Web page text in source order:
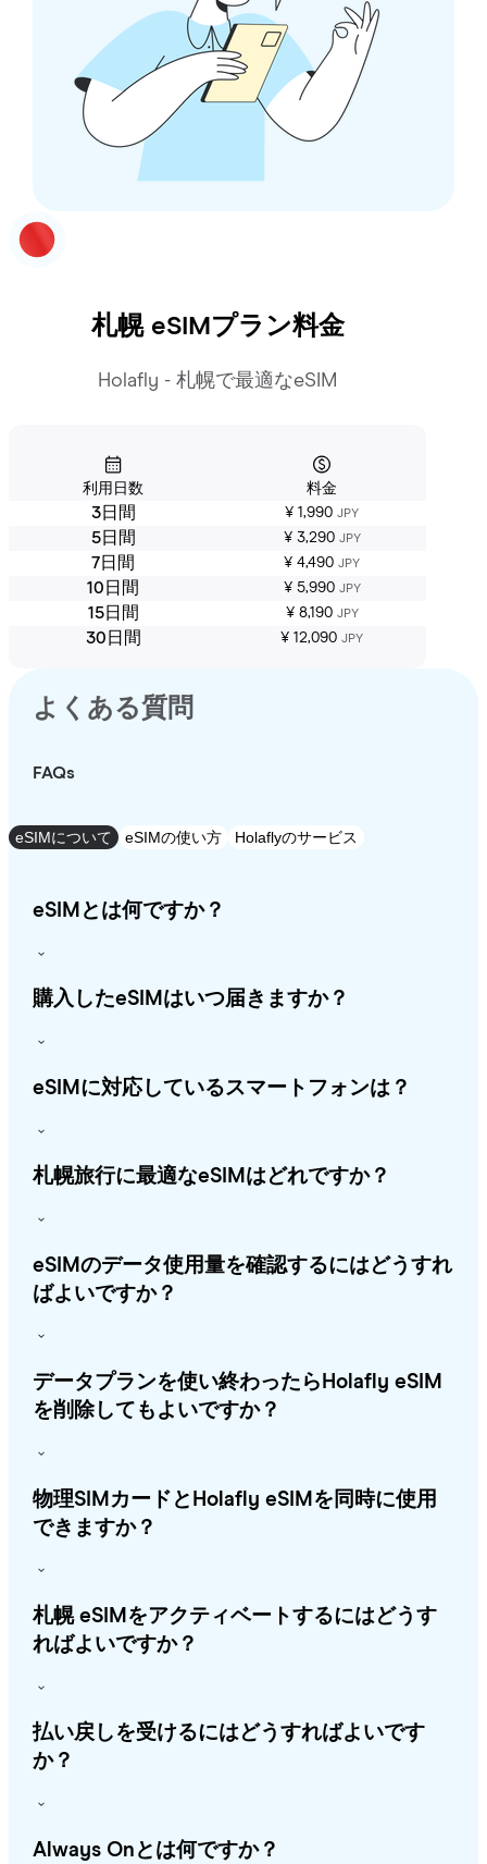
札幌eSIMプラン料金
Holafly - 札幌で最適なeSIM
利用日数 料金
3日間 ¥ 1,990 JPY
5日間 ¥ 3,290 JPY
7日間 ¥ 4,490 JPY
10日間 ¥ 5,990 JPY
15日間 ¥ 8,190 JPY
30日間 ¥ 12,090 JPY
よくある質問
FAQs
eSIMについて eSIMの使い方 Holaflyのサービス
eSIMとは何ですか？
購入したeSIMはいつ届きますか？
eSIMに対応しているスマートフォンは？
札幌旅行に最適なeSIMはどれですか？
eSIMのデータ使用量を確認するにはどうすれ
ばよいですか？
データプランを使い終わったらHolafly eSIM
を削除してもよいですか？
物理SIMカードとHolafly eSIMを同時に使用
できますか？
札幌 eSIMをアクティベートするにはどうす
ればよいですか？
払い戻しを受けるにはどうすればよいです
か？
Always Onとは何ですか？